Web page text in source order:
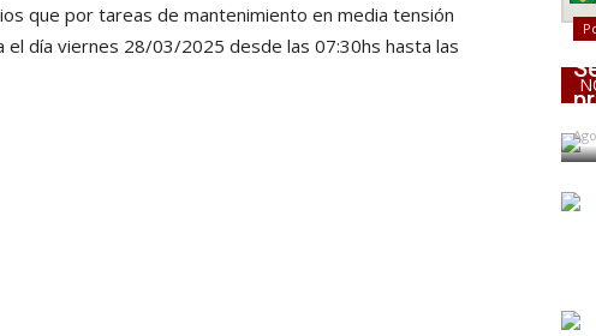
que por tareas de mantenimiento en media tensión
día viernes 28/03/2025 desde las 07:30hs hasta las